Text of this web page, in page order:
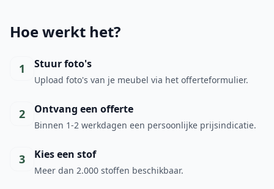
Hoe werkt het?
1 Stuur foto's
Upload foto's van je meubel via het offerteformulier.
2 Ontvang een offerte
Binnen 1-2 werkdagen een persoonlijke prijsindicatie.
3 Kies een stof
Meer dan 2.000 stoffen beschikbaar.